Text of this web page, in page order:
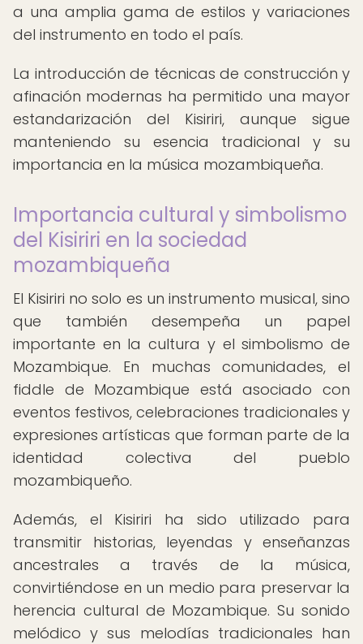
a una amplia gama de estilos y variaciones
del instrumento en todo el país.
La introducción de técnicas de construcción y
afinación modernas ha permitido una mayor
estandarización del Kisiriri, aunque sigue
manteniendo su esencia tradicional y su
importancia en la música mozambiqueña.
Importancia cultural y simbolismo
del Kisiriri en la sociedad
mozambiqueña
El Kisiriri no solo es un instrumento musical, sino
que también desempeña un papel
importante en la cultura y el simbolismo de
Mozambique. En muchas comunidades, el
fiddle de Mozambique está asociado con
eventos festivos, celebraciones tradicionales y
expresiones artísticas que forman parte de la
identidad colectiva del pueblo
mozambiqueño.
Además, el Kisiriri ha sido utilizado para
transmitir historias, leyendas y enseñanzas
ancestrales a través de la música,
convirtiéndose en un medio para preservar la
herencia cultural de Mozambique. Su sonido
melódico y sus melodías tradicionales han